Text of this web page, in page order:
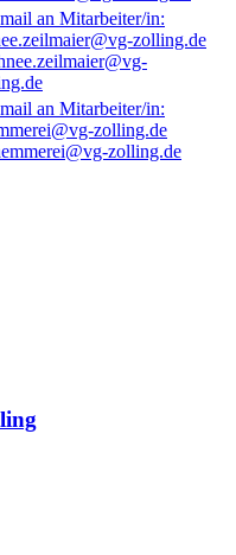
zolling.de